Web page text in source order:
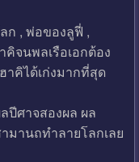
ก , พ่อของลูฟี่ ,
จนพลเรือเอกต้อง
คิได้เก่งมากที่สุด
ปีศาจสองผล ผล
มานถทำลายโลกเลย